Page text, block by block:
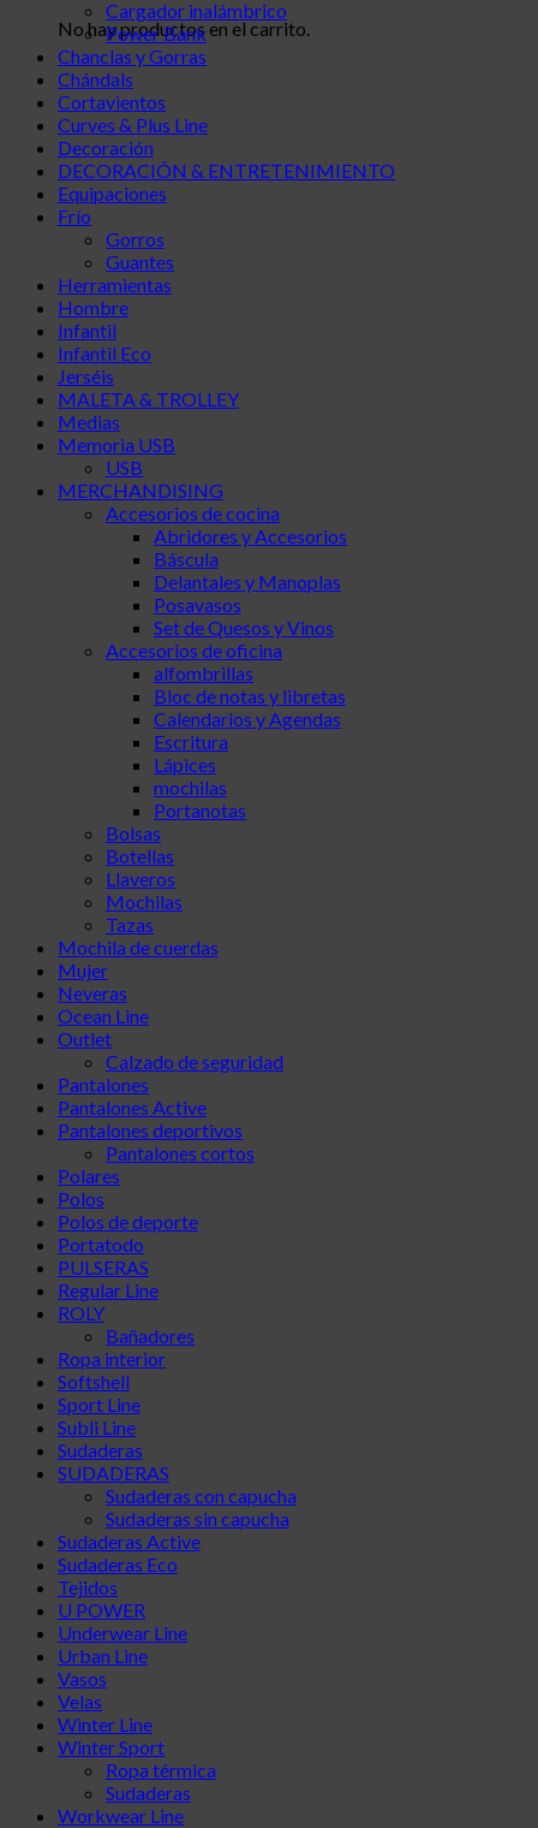
No hay productos en el carrito.
Cargador inalámbrico
Power Bank
Chanclas y Gorras
Chándals
Cortavientos
Curves & Plus Line
Decoración
DECORACIÓN & ENTRETENIMIENTO
Equipaciones
Frío
Gorros
Guantes
Herramientas
Hombre
Infantil
Infantil Eco
Jerséis
MALETA & TROLLEY
Medias
Memoria USB
USB
MERCHANDISING
Accesorios de cocina
Abridores y Accesorios
Báscula
Delantales y Manoplas
Posavasos
Set de Quesos y Vinos
Accesorios de oficina
alfombrillas
Bloc de notas y libretas
Calendarios y Agendas
Escritura
Lápices
mochilas
Portanotas
Bolsas
Botellas
Llaveros
Mochilas
Tazas
Mochila de cuerdas
Mujer
Neveras
Ocean Line
Outlet
Calzado de seguridad
Pantalones
Pantalones Active
Pantalones deportivos
Pantalones cortos
Polares
Polos
Polos de deporte
Portatodo
PULSERAS
Regular Line
ROLY
Bañadores
Ropa interior
Softshell
Sport Line
Subli Line
Sudaderas
SUDADERAS
Sudaderas con capucha
Sudaderas sin capucha
Sudaderas Active
Sudaderas Eco
Tejidos
U POWER
Underwear Line
Urban Line
Vasos
Velas
Winter Line
Winter Sport
Ropa térmica
Sudaderas
Workwear Line